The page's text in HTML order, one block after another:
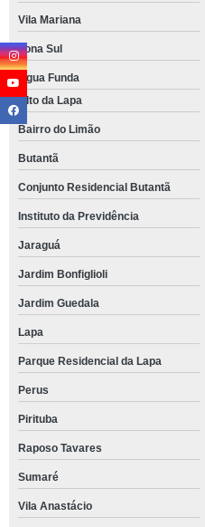
Vila Mariana
Zona Sul
Água Funda
Alto da Lapa
Bairro do Limão
Butantã
Conjunto Residencial Butantã
Instituto da Previdência
Jaraguá
Jardim Bonfiglioli
Jardim Guedala
Lapa
Parque Residencial da Lapa
Perus
Pirituba
Raposo Tavares
Sumaré
Vila Anastácio